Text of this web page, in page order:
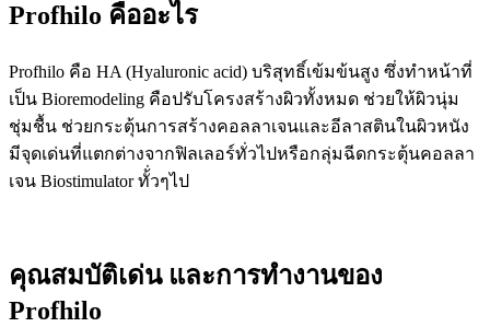
Profhilo คืออะไร
Profhilo คือ HA (Hyaluronic acid) บริสุทธิ์เข้มข้นสูง ซึ่งทำหน้าที่
เป็น Bioremodeling คือปรับโครงสร้างผิวทั้งหมด ช่วยให้ผิวนุ่ม
ชุ่มชื้น ช่วยกระตุ้นการสร้างคอลลาเจนและอีลาสตินในผิวหนัง
มีจุดเด่นที่แตกต่างจากฟิลเลอร์ทั่วไปหรือกลุ่มฉีดกระตุ้นคอลลา
เจน Biostimulator ทั้่วๆไป
คุณสมบัติเด่น และการทำงานของ
Profhilo